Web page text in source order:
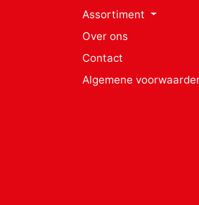
Assortiment
Over ons
Contact
Algemene